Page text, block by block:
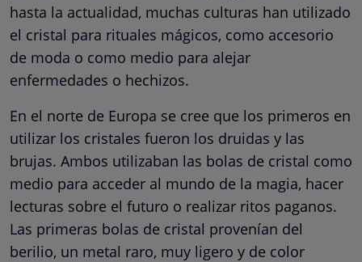
hasta la actualidad, muchas culturas han utilizado
el cristal para rituales mágicos, como accesorio
de moda o como medio para alejar
enfermedades o hechizos.
En el norte de Europa se cree que los primeros en
utilizar los cristales fueron los druidas y las
brujas. Ambos utilizaban las bolas de cristal como
medio para acceder al mundo de la magia, hacer
lecturas sobre el futuro o realizar ritos paganos.
Las primeras bolas de cristal provenían del
berilio, un metal raro, muy ligero y de color